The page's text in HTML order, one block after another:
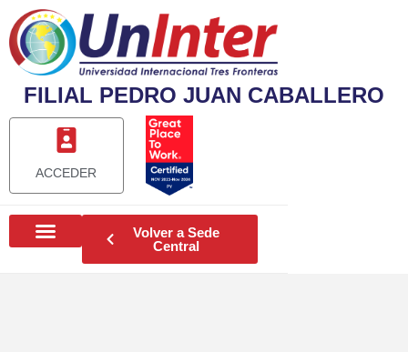
FILIAL PEDRO JUAN CABALLERO
ACCEDER
Volver a Sede
Central